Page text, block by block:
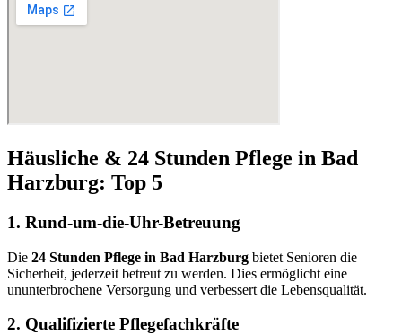
Häusliche & 24 Stunden Pflege in Bad
Harzburg: Top 5
1. Rund-um-die-Uhr-Betreuung
Die 24 Stunden Pflege in Bad Harzburg bietet Senioren die
Sicherheit, jederzeit betreut zu werden. Dies ermöglicht eine
ununterbrochene Versorgung und verbessert die Lebensqualität.
2. Qualifizierte Pflegefachkräfte